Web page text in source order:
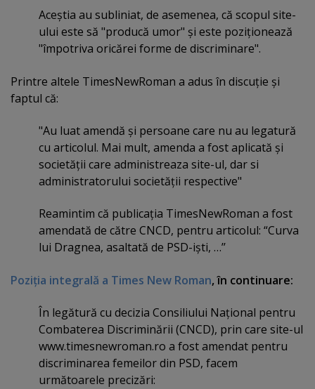
Aceştia au subliniat, de asemenea, că scopul site-
ului este să "producă umor" şi este poziţionează
"împotriva oricărei forme de discriminare".
Printre altele TimesNewRoman a adus în discuţie şi
faptul că:
"Au luat amendă şi persoane care nu au legatură
cu articolul. Mai mult, amenda a fost aplicată şi
societăţii care administreaza site-ul, dar si
administratorului societăţii respective"
Reamintim că publicaţia TimesNewRoman a fost
amendată de către CNCD, pentru articolul: “Curva
lui Dragnea, asaltată de PSD-işti, …’’
Poziţia integrală a Times New Roman, în continuare:
În legătură cu decizia Consiliului Naţional pentru
Combaterea Discriminării (CNCD), prin care site-ul
www.timesnewroman.ro a fost amendat pentru
discriminarea femeilor din PSD, facem
următoarele precizări: